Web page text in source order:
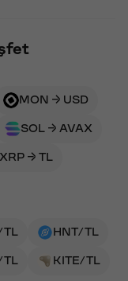
MON → USD
SOL → AVAX
XRP → TL
TL HNT/TL
TL KITE/TL